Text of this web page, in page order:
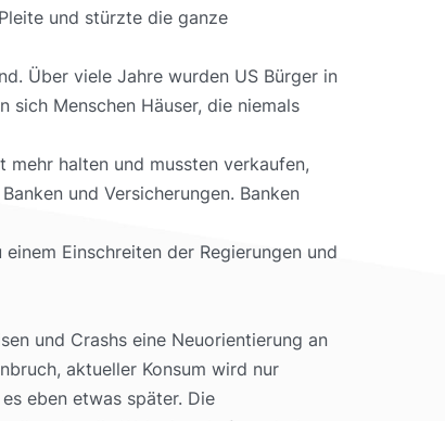
und stürzte die ganze
Über viele Jahre wurden US Bürger in
Menschen Häuser, die niemals
halten und mussten verkaufen,
und Versicherungen. Banken
Einschreiten der Regierungen und
und Crashs eine Neuorientierung an
aktueller Konsum wird nur
eben etwas später. Die